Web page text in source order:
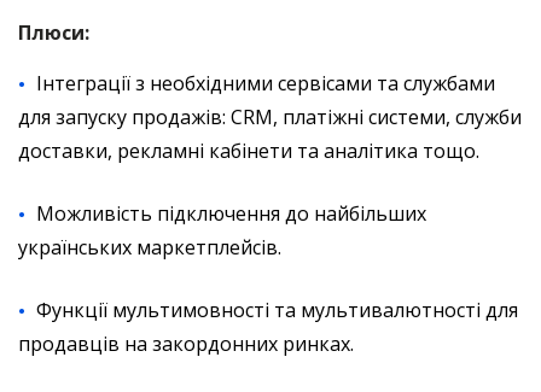
Плюси:
Інтеграції з необхідними сервісами та службами
для запуску продажів: CRM, платіжні системи, служби
доставки, рекламні кабінети та аналітика тощо.
Можливість підключення до найбільших
українських маркетплейсів.
Функції мультимовності та мультивалютності для
продавців на закордонних ринках.